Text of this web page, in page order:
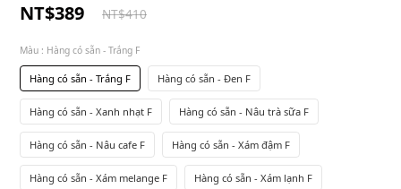
NT$389 NT$410
Màu : Hàng có sẵn - Trắng F
Hàng có sẵn - Trắng F Hàng có sẵn - Đen F
Hàng có sẵn - Xanh nhạt F Hàng có sẵn - Nâu trà sữa F
Hàng có sẵn - Nâu cafe F Hàng có sẵn - Xám đậm F
Hàng có sẵn - Xám melange F Hàng có sẵn - Xám lạnh F